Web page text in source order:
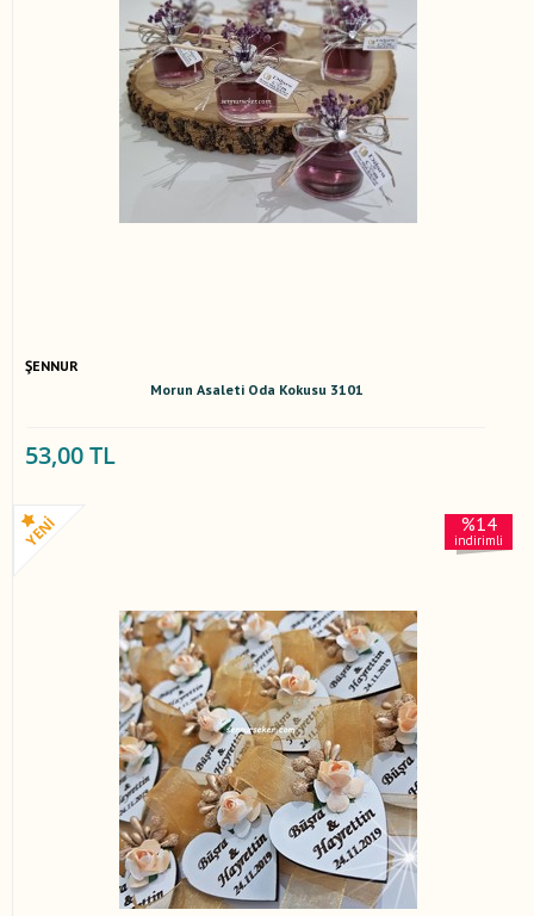
ŞENNUR
Morun Asaleti Oda Kokusu 3101
53,00 TL
%14
indirimli